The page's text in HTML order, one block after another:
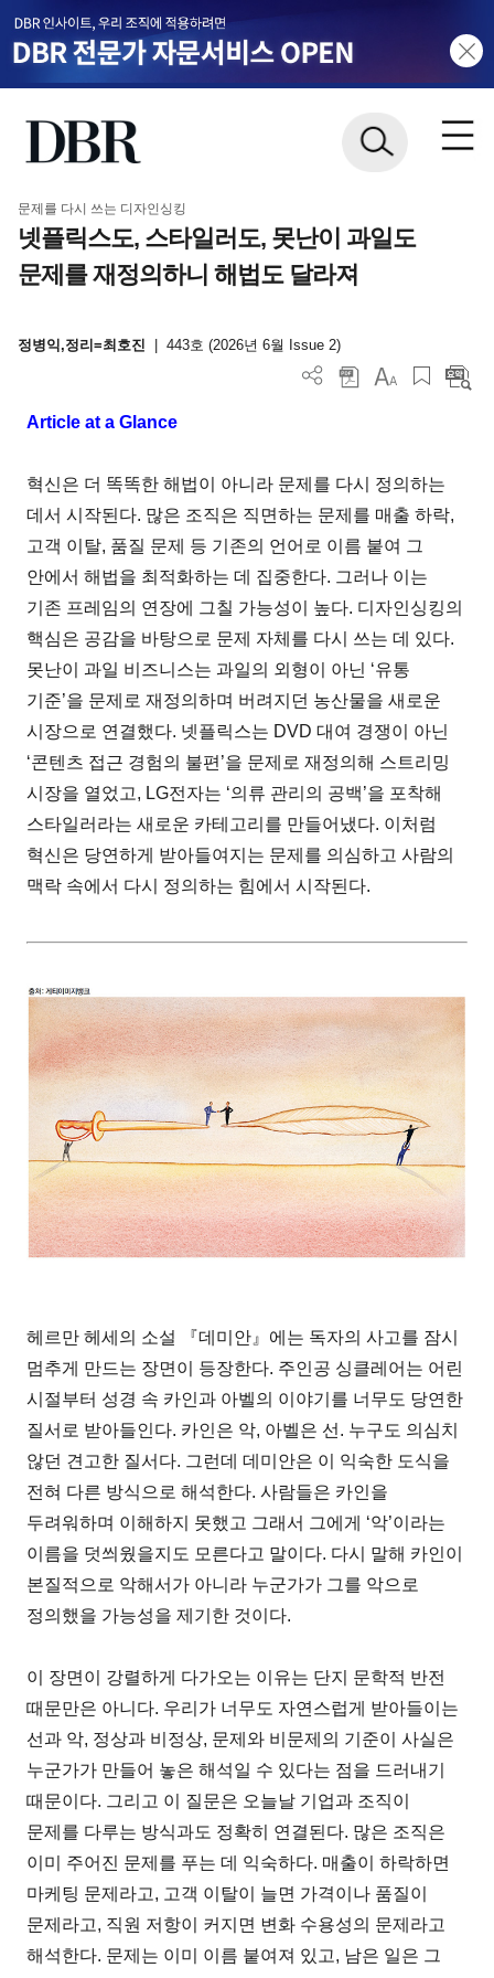
문제를 다시 쓰는 디자인싱킹
넷플릭스도, 스타일러도, 못난이 과일도
문제를 재정의하니 해법도 달라져
정병익,정리=최호진 443호 (2026년 6월 Issue 2)
Article at a Glance
혁신은 더 똑똑한 해법이 아니라 문제를 다시 정의하는
데서 시작된다. 많은 조직은 직면하는 문제를 매출 하락,
고객 이탈, 품질 문제 등 기존의 언어로 이름 붙여 그
안에서 해법을 최적화하는 데 집중한다. 그러나 이는
기존 프레임의 연장에 그칠 가능성이 높다. 디자인싱킹의
핵심은 공감을 바탕으로 문제 자체를 다시 쓰는 데 있다.
못난이 과일 비즈니스는 과일의 외형이 아닌 ‘유통
기준’을 문제로 재정의하며 버려지던 농산물을 새로운
시장으로 연결했다. 넷플릭스는 DVD 대여 경쟁이 아닌
‘콘텐츠 접근 경험의 불편’을 문제로 재정의해 스트리밍
시장을 열었고, LG전자는 ‘의류 관리의 공백’을 포착해
스타일러라는 새로운 카테고리를 만들어냈다. 이처럼
혁신은 당연하게 받아들여지는 문제를 의심하고 사람의
맥락 속에서 다시 정의하는 힘에서 시작된다.
헤르만 헤세의 소설 『데미안』에는 독자의 사고를 잠시
멈추게 만드는 장면이 등장한다. 주인공 싱클레어는 어린
시절부터 성경 속 카인과 아벨의 이야기를 너무도 당연한
질서로 받아들인다. 카인은 악, 아벨은 선. 누구도 의심치
않던 견고한 질서다. 그런데 데미안은 이 익숙한 도식을
전혀 다른 방식으로 해석한다. 사람들은 카인을
두려워하며 이해하지 못했고 그래서 그에게 ‘악’이라는
이름을 덧씌웠을지도 모른다고 말이다. 다시 말해 카인이
본질적으로 악해서가 아니라 누군가가 그를 악으로
정의했을 가능성을 제기한 것이다.
이 장면이 강렬하게 다가오는 이유는 단지 문학적 반전
때문만은 아니다. 우리가 너무도 자연스럽게 받아들이는
선과 악, 정상과 비정상, 문제와 비문제의 기준이 사실은
누군가가 만들어 놓은 해석일 수 있다는 점을 드러내기
때문이다. 그리고 이 질문은 오늘날 기업과 조직이
문제를 다루는 방식과도 정확히 연결된다. 많은 조직은
이미 주어진 문제를 푸는 데 익숙하다. 매출이 하락하면
마케팅 문제라고, 고객 이탈이 늘면 가격이나 품질이
문제라고, 직원 저항이 커지면 변화 수용성의 문제라고
해석한다. 문제는 이미 이름 붙여져 있고, 남은 일은 그